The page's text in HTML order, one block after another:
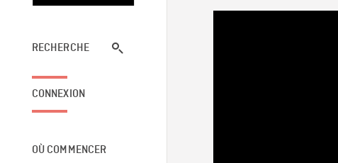
RECHERCHE
CONNEXION
OÙ COMMENCER